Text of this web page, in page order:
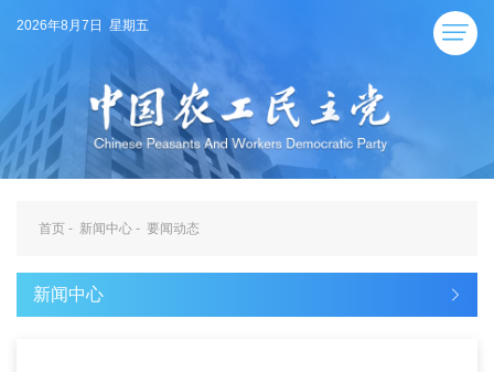
2026年8月7日 星期五
首页 - 新闻中心 - 要闻动态
新闻中心